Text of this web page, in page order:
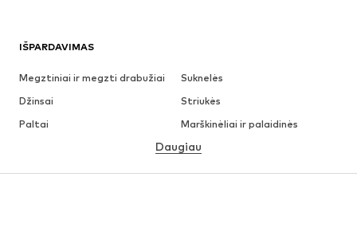
IŠPARDAVIMAS
Megztiniai ir megzti drabužiai
Suknelės
Džinsai
Striukės
Paltai
Marškinėliai ir palaidinės
Apatiniai
Sijonai
Palaidinės ir tunikos
Daugiau